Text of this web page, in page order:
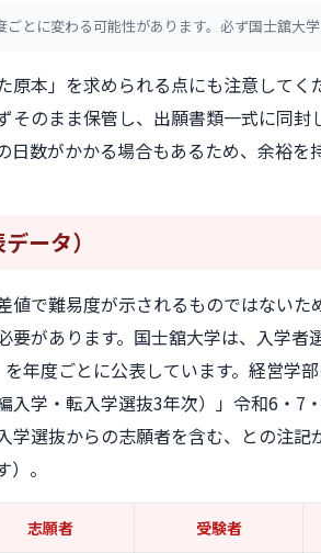
とに変わる可能性があります。必ず国士舘大
原本」を求められる点にも注意して
そのまま保管し、出願書類一式に同
数がかかる場合もあるため、余裕を
ータ）
値で難易度が示されるものではない
要があります。国士舘大学は、入学
を年度ごとに公表しています。経営学
入学・転入学選抜3年次）」令和6・7
学選抜からの志願者を含む、との注
。
志願者 受験者